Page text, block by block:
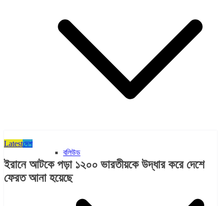
বলিউড
Latestদেশ
ইরানে আটকে পড়া ১২০০ ভারতীয়কে উদ্ধার করে দেশে
ফেরত আনা হয়েছে